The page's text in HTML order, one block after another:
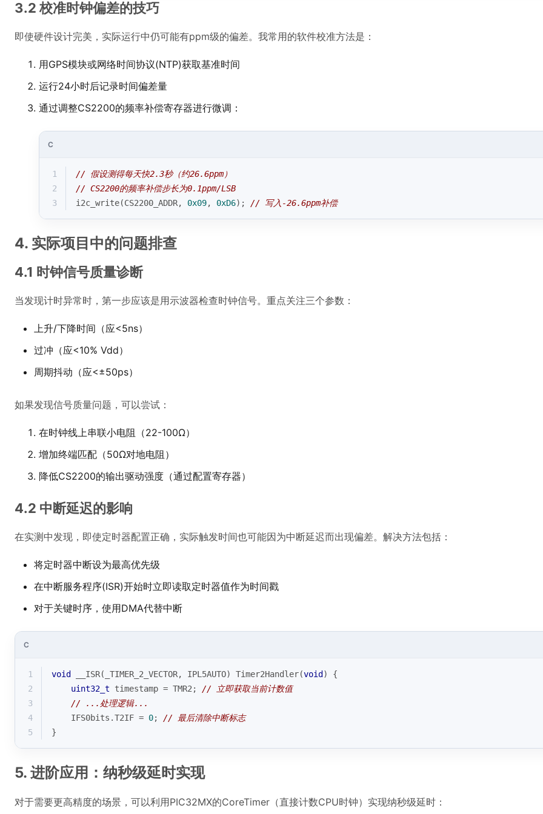
3.2 校准时钟偏差的技巧
即使硬件设计完美，实际运行中仍可能有ppm级的偏差。我常用的软件校准方法是：
用GPS模块或网络时间协议(NTP)获取基准时间
运行24小时后记录时间偏差量
通过调整CS2200的频率补偿寄存器进行微调：
C
1
// 假设测得每天快2.3秒（约26.6ppm）
2
// CS2200的频率补偿步长为0.1ppm/LSB
3
i2c_write(CS2200_ADDR, 0x09, 0xD6); // 写入-26.6ppm补偿
4. 实际项目中的问题排查
4.1 时钟信号质量诊断
当发现计时异常时，第一步应该是用示波器检查时钟信号。重点关注三个参数：
上升/下降时间（应<5ns）
过冲（应<10% Vdd）
周期抖动（应<±50ps）
如果发现信号质量问题，可以尝试：
在时钟线上串联小电阻（22-100Ω）
增加终端匹配（50Ω对地电阻）
降低CS2200的输出驱动强度（通过配置寄存器）
4.2 中断延迟的影响
在实测中发现，即使定时器配置正确，实际触发时间也可能因为中断延迟而出现偏差。解决方法包括：
将定时器中断设为最高优先级
在中断服务程序(ISR)开始时立即读取定时器值作为时间戳
对于关键时序，使用DMA代替中断
C
1 void __ISR(_TIMER_2_VECTOR, IPL5AUTO) Timer2Handler(void ) {
2
uint32_t timestamp = TMR2; // 立即获取当前计数值
3
// ...处理逻辑...
4
    IFS0bits.T2IF =
0; // 最后清除中断标志
5
}
5. 进阶应用：纳秒级延时实现
对于需要更高精度的场景，可以利用PIC32MX的CoreTimer（直接计数CPU时钟）实现纳秒级延时：